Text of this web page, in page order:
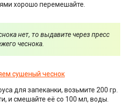
хорошо перемешайте.
нет, то выдавите через пресс
чеснока.
для запеканки, возьмите 200 гр.
и смешайте её со 100 мл, воды.